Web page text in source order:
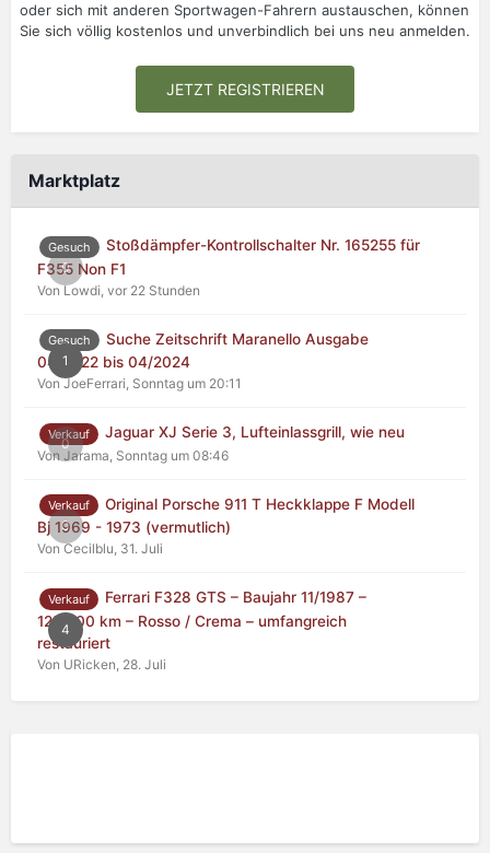
oder sich mit anderen Sportwagen-Fahrern austauschen, können
Sie sich völlig kostenlos und unverbindlich bei uns neu anmelden.
JETZT REGISTRIEREN
Marktplatz
0
Gesuch
Stoßdämpfer-Kontrollschalter Nr. 165255 für
F355 Non F1
Von Lowdi, vor 22 Stunden
1
Gesuch
Suche Zeitschrift Maranello Ausgabe
04/2022 bis 04/2024
Von JoeFerrari, Sonntag um 20:11
0
Verkauf Jaguar XJ Serie 3, Lufteinlassgrill, wie neu
Von Jarama, Sonntag um 08:46
0
Verkauf
Original Porsche 911 T Heckklappe F Modell
Bj 1969 - 1973 (vermutlich)
Von Cecilblu, 31. Juli
4
Verkauf
Ferrari F328 GTS – Baujahr 11/1987 –
125.000 km – Rosso / Crema – umfangreich
restauriert
Von URicken, 28. Juli